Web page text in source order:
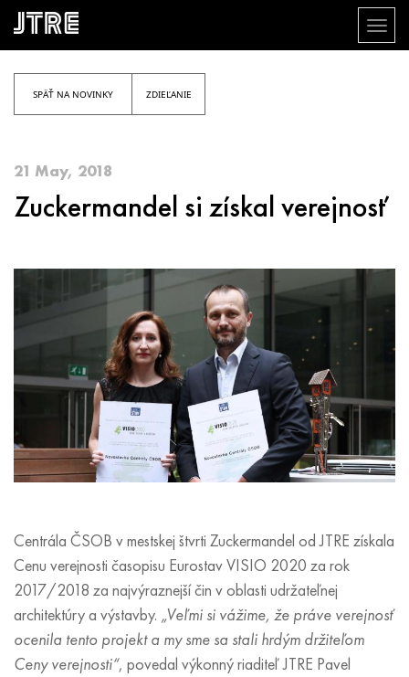
Skočiť
na
hlavnýSPÄŤ NA NOVINKY ZDIEĽANIE
21 May, 2018
Zuckermandel si získal verejnosť
Centrála ČSOB v mestskej štvrti Zuckermandel od JTRE získala
Cenu verejnosti časopisu Eurostav VISIO 2020 za rok
2017/2018 za najvýraznejší čin v oblasti udržateľnej
architektúry a výstavby. „Veľmi si vážime, že práve verejnosť
ocenila tento projekt a my sme sa stali hrdým držiteľom
Ceny verejnosti“, povedal výkonný riaditeľ JTRE Pavel